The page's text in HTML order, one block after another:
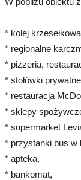
* kolej
* regionalne
* pizzeria,
* stołówki
* restauracja
* sklepy
* supermarket
* przystanki bus w
* apteka,
* bankomat,